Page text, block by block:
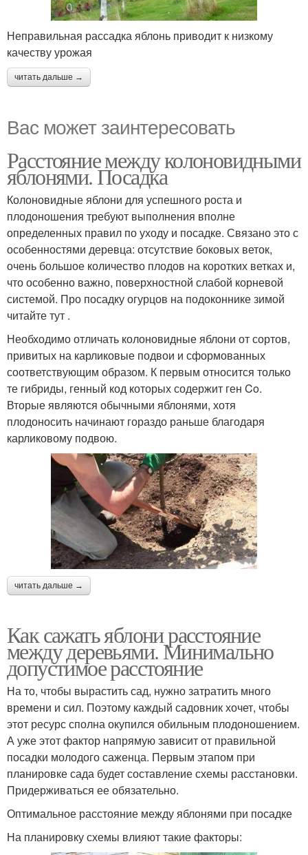
Неправильная рассадка яблонь приводит к низкому
качеству урожая
читать дальше →
Вас может заинтересовать
Расстояние между колоновидными
яблонями. Посадка
Колоновидные яблони для успешного роста и
плодоношения требуют выполнения вполне
определенных правил по уходу и посадке. Связано это с
особенностями деревца: отсутствие боковых веток,
очень большое количество плодов на коротких ветках и,
что особенно важно, поверхностной слабой корневой
системой. Про посадку огурцов на подоконнике зимой
читайте тут .
Необходимо отличать колоновидные яблони от сортов,
привитых на карликовые подвои и сформованных
соответствующим образом. К первым относится только
те гибриды, генный код которых содержит ген Co.
Вторые являются обычными яблонями, хотя
плодоносить начинают гораздо раньше благодаря
карликовому подвою.
читать дальше →
Как сажать яблони расстояние
между деревьями. Минимально
допустимое расстояние
На то, чтобы вырастить сад, нужно затратить много
времени и сил. Поэтому каждый садовник хочет, чтобы
этот ресурс сполна окупился обильным плодоношением.
А уже этот фактор напрямую зависит от правильной
посадки молодого саженца. Первым этапом при
планировке сада будет составление схемы расстановки.
Придерживаться ее обязательно.
Оптимальное расстояние между яблонями при посадке
На планировку схемы влияют такие факторы: